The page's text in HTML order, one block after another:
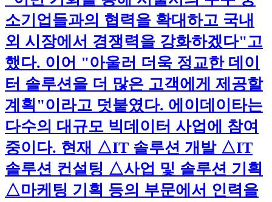
소기업들과의 협력을 확대하고 국내
외 시장에서 경쟁력을 강화하겠다"고
했다. 이어 "아울러 더욱 정교한 데이
터 솔루션을 더 많은 고객에게 제공할
계획"이라고 덧붙였다. 에이데이타는
다수의 대규모 빅데이터 사업에 참여
중이다. 현재 △IT 솔루션 개발 △IT
솔루션 컨설팅 △사업 및 솔루션 기획
△마케팅 기획 등의 부문에서 인력을